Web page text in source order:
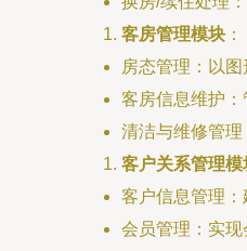
客房管理模块 ：
房态管理：以
客房信息维护：
清洁与维修管理
客户关系管理模
客户信息管理：
会员管理：实现